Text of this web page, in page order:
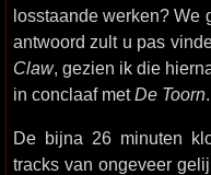
losstaande werken? We
antwoord zult u pas
Claw, gezien ik die
in conclaaf metDe Toorn.
De bijna 26 minuten
tracks van ongeveer